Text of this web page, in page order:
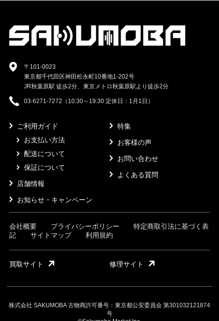
〒101-0023
東京都千代田区神田松永町10番地1-202号
JR秋葉原駅 徒歩2分、東京メトロ秋葉原駅より徒歩2分
03-6271-7272（10:30～19:30 定休日：1月1日）
ご利用ガイド
お支払い方法
配送について
保証について
店舗情報
お知らせ・キャンペーン
特集
お客様の声
お問い合わせ
よくある質問
会社概要 プライバシーポリシー
特定商取引法に基づく表
記
サイトマップ 利用規約
買取サイト 修理サイト
株式会社 SAKUMOBA 古物商許可番号：東京都公安委員会 第301032121874
号